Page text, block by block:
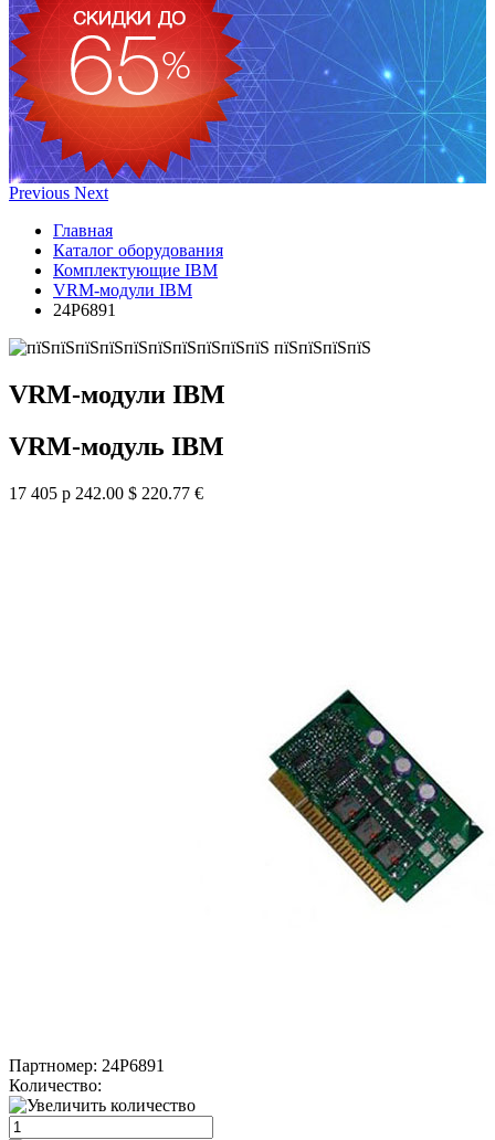
Previous Next
Главная
Каталог оборудования
Комплектующие IBM
VRM-модули IBM
24P6891
VRM-модули IBM
VRM-модуль IBM
17 405 р 242.00 $ 220.77 €
Партномер: 24P6891
Количество: